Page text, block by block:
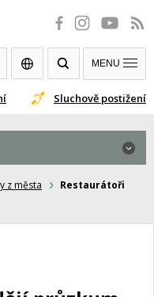
Sluchově postižení
MENU
z města
Restaurátoři